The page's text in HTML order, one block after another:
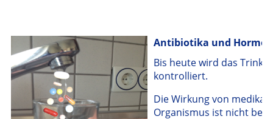
Antibiotika und
Bis heute wird das
kontrolliert.
Die Wirkung von
Organismus ist nicht